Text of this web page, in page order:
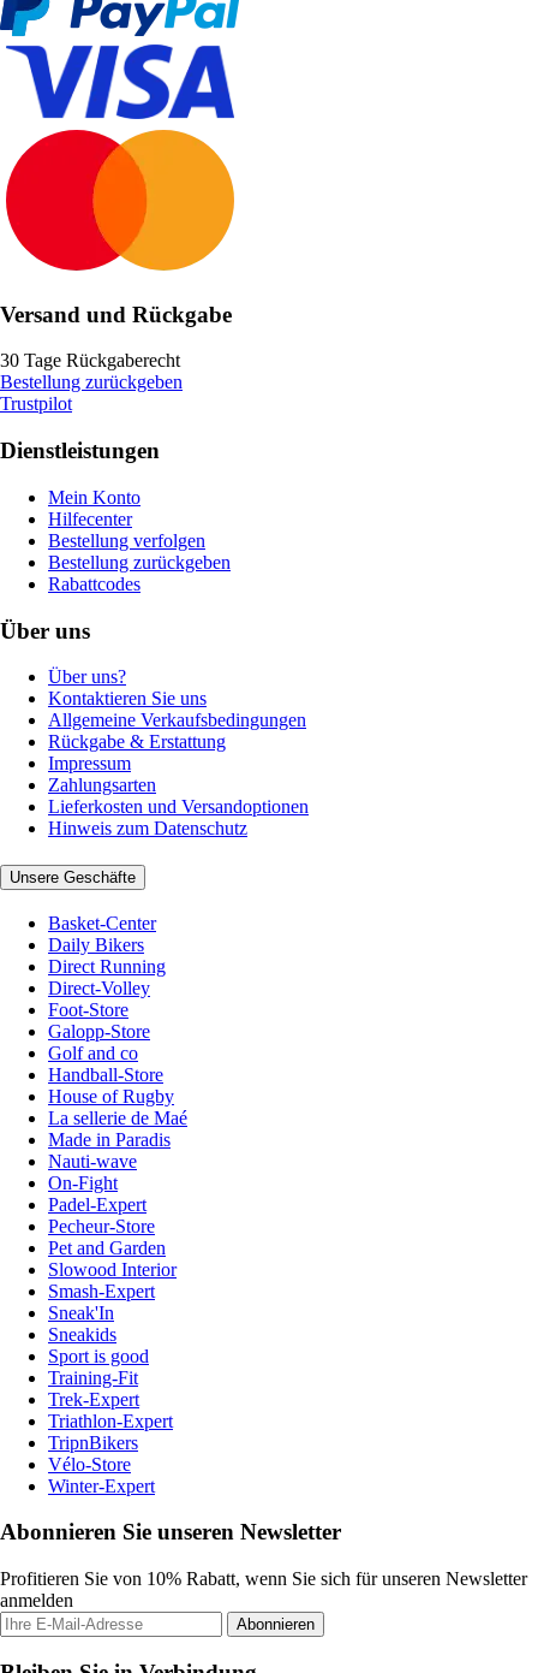
Versand und Rückgabe
30 Tage Rückgaberecht
Bestellung zurückgeben
Trustpilot
Dienstleistungen
Mein Konto
Hilfecenter
Bestellung verfolgen
Bestellung zurückgeben
Rabattcodes
Über uns
Über uns?
Kontaktieren Sie uns
Allgemeine Verkaufsbedingungen
Rückgabe & Erstattung
Impressum
Zahlungsarten
Lieferkosten und Versandoptionen
Hinweis zum Datenschutz
Unsere Geschäfte
Basket-Center
Daily Bikers
Direct Running
Direct-Volley
Foot-Store
Galopp-Store
Golf and co
Handball-Store
House of Rugby
La sellerie de Maé
Made in Paradis
Nauti-wave
On-Fight
Padel-Expert
Pecheur-Store
Pet and Garden
Slowood Interior
Smash-Expert
Sneak'In
Sneakids
Sport is good
Training-Fit
Trek-Expert
Triathlon-Expert
TripnBikers
Vélo-Store
Winter-Expert
Abonnieren Sie unseren Newsletter
Profitieren Sie von 10% Rabatt, wenn Sie sich für unseren Newsletter
anmelden
Abonnieren